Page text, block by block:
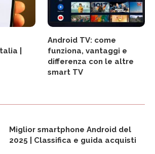
|
Android TV: come
funziona, vantaggi e
differenza con le altre
smart TV
Miglior smartphone Android del
2025 | Classifica e guida acquisti